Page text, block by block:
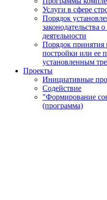
Услуги в сфере
Порядок
законодательства
деятельности
Порядок принятия
постройки или ее
установленным
Проекты
Инициативные
Содействие
"Формирование
(программа)